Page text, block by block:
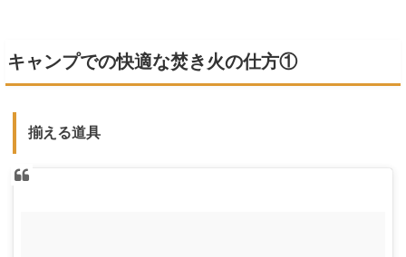
キャンプでの快適な焚き火の仕方①
揃える道具